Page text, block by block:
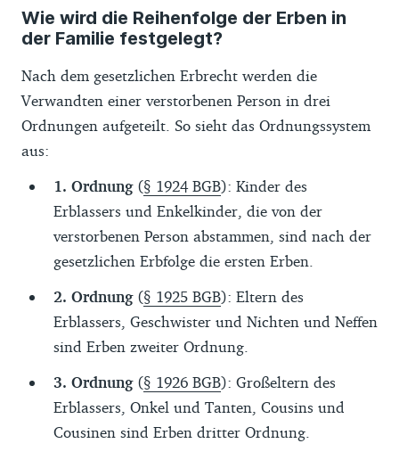
Wie wird die Reihenfolge der Erben in
der Familie festgelegt?
Nach dem gesetzlichen Erbrecht werden die
Verwandten einer verstorbenen Person in drei
Ordnungen aufgeteilt. So sieht das Ordnungssystem
aus:
1. Ordnung(§ 1924 BGB): Kinder des
Erblassers und Enkelkinder, die von der
verstorbenen Person abstammen, sind nach der
gesetzlichen Erbfolge die ersten Erben.
2. Ordnung(§ 1925 BGB): Eltern des
Erblassers, Geschwister und Nichten und Neffen
sind Erben zweiter Ordnung.
3. Ordnung(§ 1926 BGB): Großeltern des
Erblassers, Onkel und Tanten, Cousins und
Cousinen sind Erben dritter Ordnung.